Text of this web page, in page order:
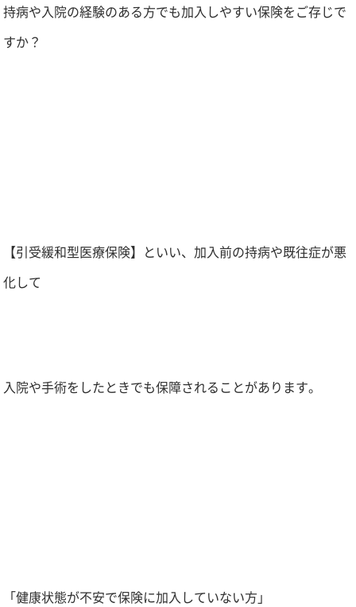
持病や入院の経験のある方でも加入しやすい保険をご存じで
すか？
【引受緩和型医療保険】といい、加入前の持病や既往症が悪
化して
入院や手術をしたときでも保障されることがあります。
「健康状態が不安で保険に加入していない方」